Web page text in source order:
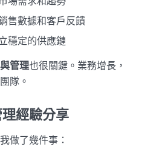
售數據和客戶反饋
穩定的供應鏈
管理也很關鍵。業務增長，
隊。
經驗分享
做了幾件事：